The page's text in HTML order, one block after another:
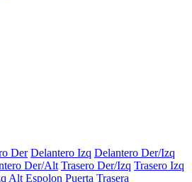
Der Delantero Izq Delantero Der/Izq
Der/Alt Trasero Der/Izq Trasero Izq
Alt Espolon Puerta Trasera